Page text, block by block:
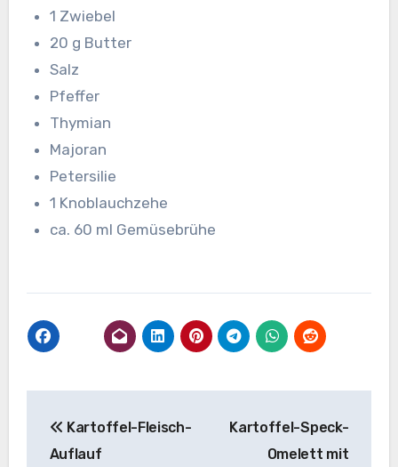
1 Zwiebel
20 g Butter
Salz
Pfeffer
Thymian
Majoran
Petersilie
1 Knoblauchzehe
ca. 60 ml Gemüsebrühe
Kartoffel-Fleisch-
Auflauf
Kartoffel-Speck-
Omelett mit